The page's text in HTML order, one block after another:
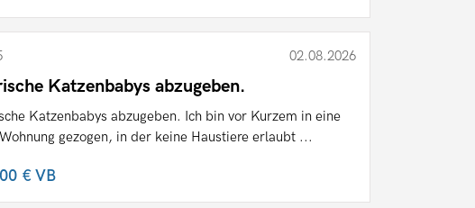
02.08.2026
Katzenbabys abzugeben.
Katzenbabys abzugeben. Ich bin vor Kurzem in eine
gezogen, in der keine Haustiere erlaubt ...
€VB